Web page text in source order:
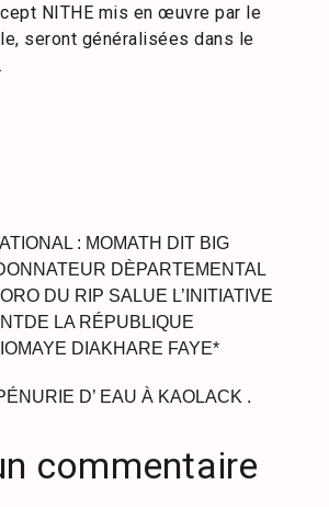
NITHE mis en œuvre par le
seront généralisées dans le
: MOMATH DIT BIG
DÈPARTEMENTAL
DU RIP SALUE L’INITIATIVE
LA RÉPUBLIQUE
DIAKHARE FAYE*
D’ EAU À KAOLACK .
commentaire